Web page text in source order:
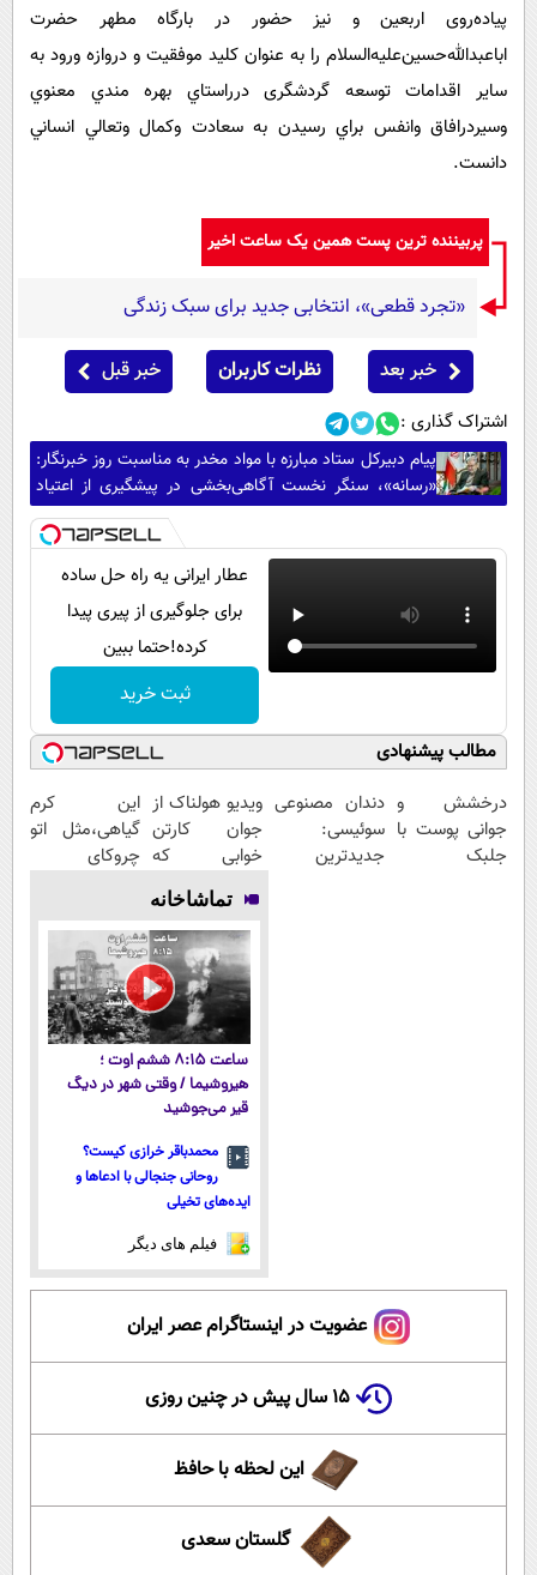
پیاده‌روی اربعین و نیز حضور در بارگاه مطهر حضرت
اباعبدالله‌حسین‌علیه‌السلام را به عنوان کلید موفقیت و دروازه ورود به
سایر اقدامات توسعه گردشگری درراستاي بهره مندي معنوي
وسيردرافاق وانفس براي رسيدن به سعادت وكمال وتعالي انساني
دانست.
پربیننده ترین پست همین یک ساعت اخیر
«تجرد قطعی»، انتخابی جدید برای سبک زندگی
خبر بعد نظرات کاربران خبر قبل
اشتراک گذاری :
پیام دبیرکل ستاد مبارزه با مواد مخدر به مناسبت روز خبرنگار:
«رسانه»، سنگر نخست آگاهی‌بخشی در پیشگیری از اعتیاد
است
عطار ایرانی یه راه حل ساده
برای جلوگیری از پیری پیدا
کرده!حتما ببین
ثبت خرید
مطالب پیشنهادی
درخشش و
جوانی پوست با
جلبک
دندان مصنوعی
سوئیسی:
جدیدترین
ویدیو هولناک از
جوان کارتن
خوابی که
میلیاردر شد.
آموزش رایگان
این کرم
گیاهی،مثل اتو
چروکای
تماشاخانه
ساعت ۸:۱۵ ششم اوت ؛
هیروشیما / وقتی شهر در دیگ
قیر می‌جوشید
محمدباقر خرازی کیست؟
روحانی جنجالی با ادعاها و
ایده‌های تخیلی
فیلم های دیگر
عضویت در اینستاگرام عصر ایران
۱۵ سال پیش در چنین روزی
این لحظه با حافظ
گلستان سعدی